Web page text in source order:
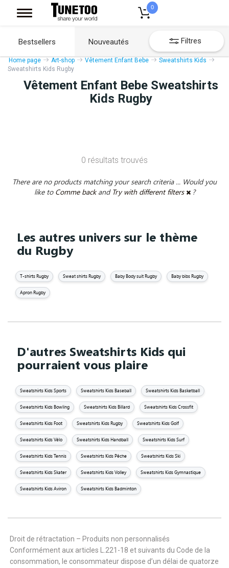
0
Bestsellers Nouveautés Filtres
Home page Art-shop Vêtement Enfant Bebe
Sweatshirts Kids
Sweatshirts Kids Rugby
Vêtement Enfant Bebe Sweatshirts
Kids Rugby
0 résultats trouvés
There are no products matching your search criteria ... Would you
like to Comme back and Try with different filters ?
Les autres univers sur le thème
du Rugby
T-shirts Rugby Sweat shirts Rugby Baby Body suit Rugby Baby bibs Rugby
Apron Rugby
D'autres Sweatshirts Kids qui
pourraient vous plaire
Sweatshirts Kids Sports Sweatshirts Kids Baseball Sweatshirts Kids Basketball
Sweatshirts Kids Bowling Sweatshirts Kids Billard Sweatshirts Kids Crossfit
Sweatshirts Kids Foot Sweatshirts Kids Rugby Sweatshirts Kids Golf
Sweatshirts Kids Vélo Sweatshirts Kids Handball Sweatshirts Kids Surf
Sweatshirts Kids Tennis Sweatshirts Kids Pêche Sweatshirts Kids Ski
Sweatshirts Kids Skater Sweatshirts Kids Volley Sweatshirts Kids Gymnastique
Sweatshirts Kids Aviron Sweatshirts Kids Badminton
Droit de rétractation – Produits non personnalisés
Conformément aux articles L.221-18 et suivants du Code de la
consommation, le consommateur dispose d’un délai de quatorze